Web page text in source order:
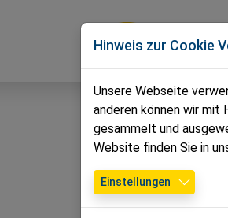
Hinweis zur Cookie
Unsere Webseite
anderen können wir mit
gesammelt und
Website finden Sie in
Einstellungen